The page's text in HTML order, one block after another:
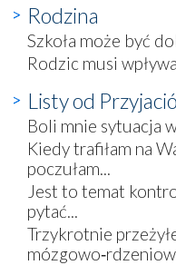
Rodzina
Szkoła może być
Rodzic musi
Listy od
Boli mnie sytuacja
Kiedy trafiłam na
poczułam...
Jest to temat
pytać...
Trzykrotnie